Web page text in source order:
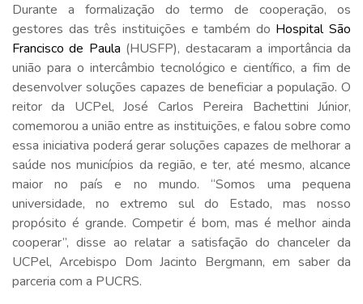
Durante a formalização do termo de cooperação, os
gestores das três instituições e também do Hospital São
Francisco de Paula (HUSFP), destacaram a importância da
união para o intercâmbio tecnológico e científico, a fim de
desenvolver soluções capazes de beneficiar a população. O
reitor da UCPel, José Carlos Pereira Bachettini Júnior,
comemorou a união entre as instituições, e falou sobre como
essa iniciativa poderá gerar soluções capazes de melhorar a
saúde nos municípios da região, e ter, até mesmo, alcance
maior no país e no mundo. “Somos uma pequena
universidade, no extremo sul do Estado, mas nosso
propósito é grande. Competir é bom, mas é melhor ainda
cooperar”, disse ao relatar a satisfação do chanceler da
UCPel, Arcebispo Dom Jacinto Bergmann, em saber da
parceria com a PUCRS.